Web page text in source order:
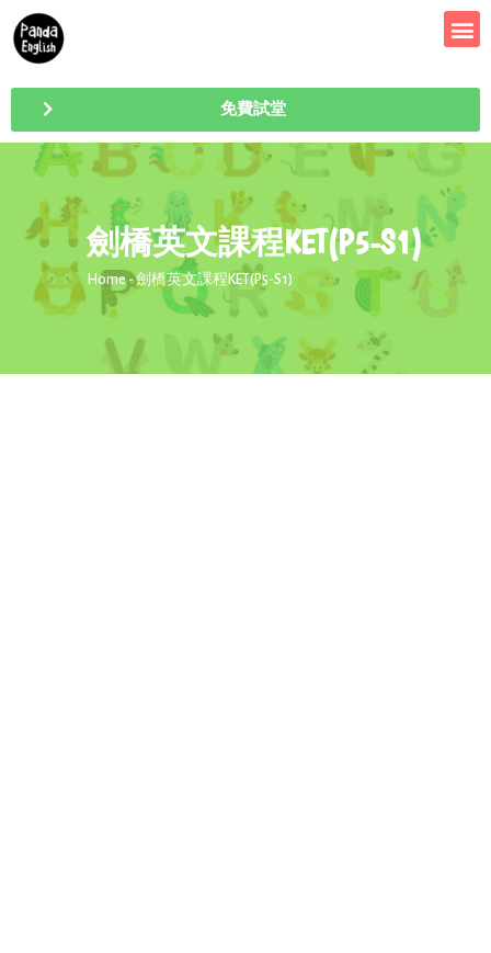
免費試堂
劍橋英文課程KET(P5-S1)
Home- 劍橋英文課程KET(P5-S1)